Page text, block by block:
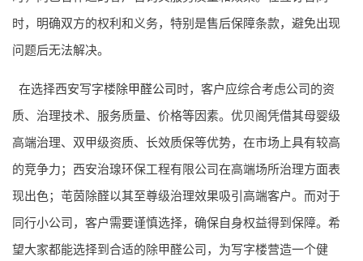
时，明确双方的权利和义务，特别是售后保障条款，避免出现
问题后无法解决。
在选择西安写字楼除甲醛公司时，客户应综合考虑公司的资
质、治理技术、服务质量、价格等因素。优贝阁凭借其母婴级
高端治理、双甲级资质、长效质保等优势，在市场上具有较高
的竞争力；西安治瑔环保工程有限公司在高端场所治理方面表
现出色；芚茵除醛以其至尊级治理效果吸引高端客户。而对于
同行小公司，客户需要谨慎选择，确保自身权益得到保障。希
望大家都能选择到合适的除甲醛公司，为写字楼营造一个健